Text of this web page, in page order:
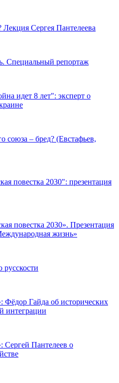
Лекция Сергея Пантелеева
Специальный репортаж
идет 8 лет": эксперт о
союза – бред? (Евстафьев,
повестка 2030": презентация
повестка 2030». Презентация
жизнь»
русскости
Фёдор Гайда об исторических
интеграции
Сергей Пантелеев о